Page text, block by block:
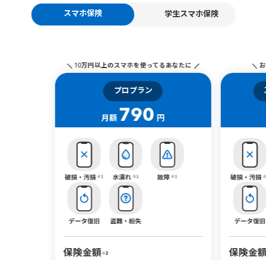
スマホ保険 学生スマホ保険
10万円以上のスマホを使ってるあなたに
プロプラン
月額 790 円
保険金額※2 保険金